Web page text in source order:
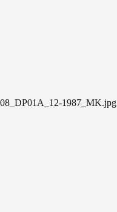
08_DP01A_12-1987_MK.jpg